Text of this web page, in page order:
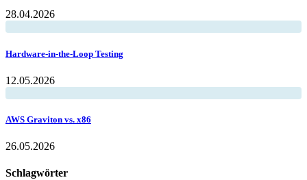
28.04.2026
Hardware-in-the-Loop Testing
12.05.2026
AWS Graviton vs. x86
26.05.2026
Schlagwörter